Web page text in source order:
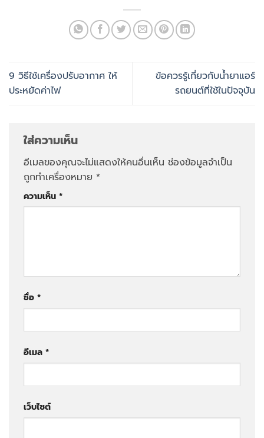
9 วิธีใช้เครื่องปรับอากาศ ให้
ประหยัดค่าไฟ
ข้อควรรู้เกี่ยวกับน้ำยาแอร์
รถยนต์ที่ใช้ในปัจจุบัน
ใส่ความเห็น
อีเมลของคุณจะไม่แสดงให้คนอื่นเห็น ช่องข้อมูลจำเป็น
ถูกทำเครื่องหมาย *
ความเห็น *
ชื่อ *
อีเมล *
เว็บไซต์